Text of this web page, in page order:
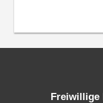
Freiwillige